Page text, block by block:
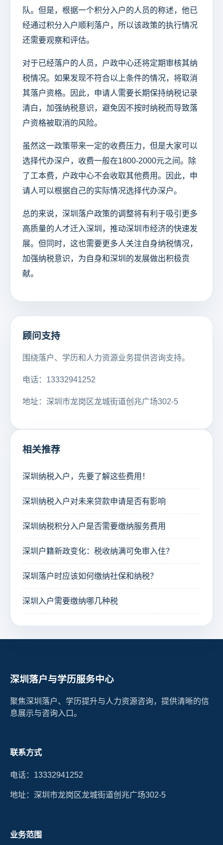
队。但是，根据一个积分入户的人员的称述，他已
经通过积分入户顺利落户，所以该政策的执行情况
还需要观察和评估。
对于已经落户的人员，户政中心还将定期审核其纳
税情况。如果发现不符合以上条件的情况，将取消
其落户资格。因此，申请人需要长期保持纳税记录
清白，加强纳税意识，避免因不按时纳税而导致落
户资格被取消的风险。
虽然这一政策带来一定的收费压力，但是大家可以
选择代办深户，收费一般在1800-2000元之间。除
了工本费，户政中心不会收取其他费用。因此，申
请人可以根据自己的实际情况选择代办深户。
总的来说，深圳落户政策的调整将有利于吸引更多
高质量的人才迁入深圳，推动深圳市经济的快速发
展。但同时，这也需要更多人关注自身纳税情况，
加强纳税意识，为自身和深圳的发展做出积极贡
献。
顾问支持
围绕落户、学历和人力资源业务提供咨询支持。
电话：13332941252
地址：深圳市龙岗区龙城街道创兆广场302-5
相关推荐
深圳纳税入户，先要了解这些费用！
深圳纳税入户对未来贷款申请是否有影响
深圳纳税积分入户是否需要缴纳服务费用
深圳户籍新政变化：税收纳满可免审入住？
深圳落户时应该如何缴纳社保和纳税？
深圳入户需要缴纳哪几种税
深圳落户与学历服务中心
聚焦深圳落户、学历提升与人力资源咨询，提供清晰的信
息展示与咨询入口。
联系方式
电话：13332941252
地址：深圳市龙岗区龙城街道创兆广场302-5
业务范围